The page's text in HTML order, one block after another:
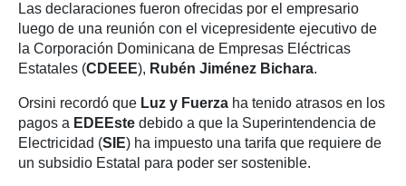
Las declaraciones fueron ofrecidas por el empresario
luego de una reunión con el vicepresidente ejecutivo de
la Corporación Dominicana de Empresas Eléctricas
Estatales (CDEEE), Rubén Jiménez Bichara.
Orsini recordó que Luz y Fuerza ha tenido atrasos en los
pagos a EDEEste debido a que la Superintendencia de
Electricidad (SIE) ha impuesto una tarifa que requiere de
un subsidio Estatal para poder ser sostenible.